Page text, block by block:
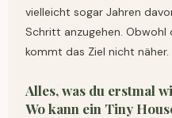
vielleicht sogar Jahren
Schritt anzugehen.
kommt das Ziel nicht näher.
Alles, was du erstmal
Wo kann ein Tiny